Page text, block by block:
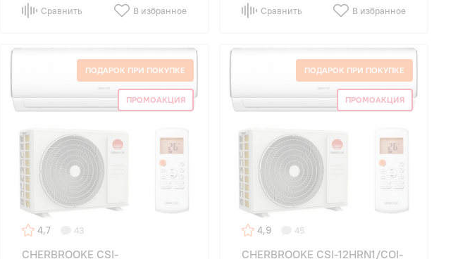
Сравнить В избранное Сравнить В избранное
ПОДАРОК ПРИ ПОКУПКЕ
ПРОМОАКЦИЯ
4,7 43
CHERBROOKE CSI-
ПОДАРОК ПРИ ПОКУПКЕ
ПРОМОАКЦИЯ
4,9 45
CHERBROOKE CSI-12HRN1/COI-